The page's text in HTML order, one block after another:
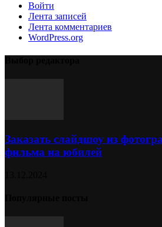
Войти
Лента записей
Лента комментариев
WordPress.org
Заказать слайдшоу из
фильма на юбилей